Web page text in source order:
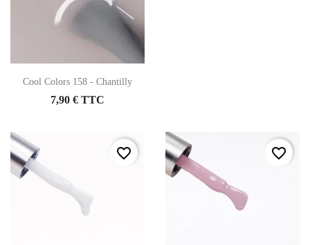
Cool Colors 158 - Chantilly
7,90 € TTC
favorite_border favorite_border